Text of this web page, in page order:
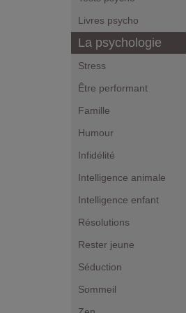
Livres psycho
La psychologie
Stress
Être performant
Famille
Humour
Infidélité
Intelligence animale
Intelligence enfant
Résolutions
Rester jeune
Séduction
Sommeil